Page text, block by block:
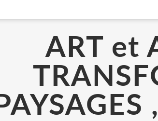
ART et